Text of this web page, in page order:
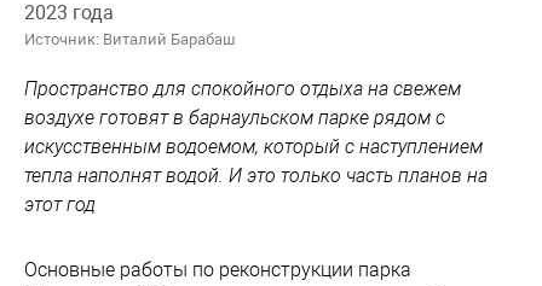
2023 года
Источник: Виталий Барабаш
Пространство для спокойного отдыха на свежем
воздухе готовят в барнаульском парке рядом с
искусственным водоемом, который с наступлением
тепла наполнят водой. И это только часть планов на
этот год
Основные работы по реконструкции парка